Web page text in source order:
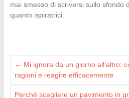
mai smesso di scriversi sullo sfondo
quanto ispiratrici.
← Mi ignora da un giorno all’altro:
ragioni e reagire efficacemente
Perché scegliere un pavimento in